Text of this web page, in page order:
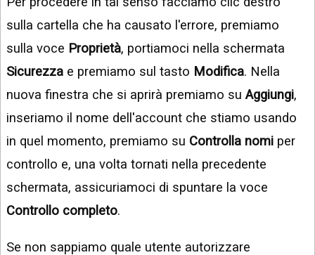
sulla cartella che ha causato l'errore, premiamo
sulla voce Proprietà, portiamoci nella schermata
Sicurezza e premiamo sul tasto Modifica. Nella
nuova finestra che si aprirà premiamo suAggiungi,
inseriamo il nome dell'account che stiamo usando
in quel momento, premiamo su Controlla nomi per
controllo e, una volta tornati nella precedente
schermata, assicuriamoci di spuntare la voce
Controllo completo.
Se non sappiamo quale utente autorizzare